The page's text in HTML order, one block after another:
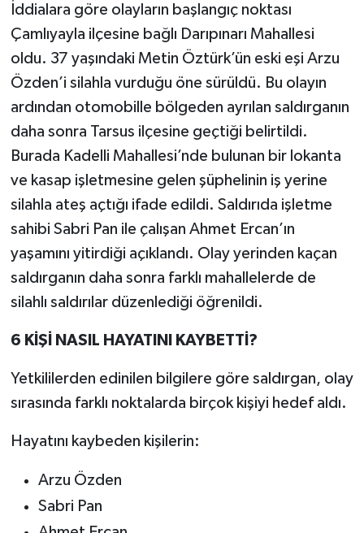
İddialara göre olayların başlangıç noktası
Çamlıyayla ilçesine bağlı Darıpınarı Mahallesi
oldu. 37 yaşındaki Metin Öztürk’ün eski eşi Arzu
Özden’i silahla vurduğu öne sürüldü. Bu olayın
ardından otomobille bölgeden ayrılan saldırganın
daha sonra Tarsus ilçesine geçtiği belirtildi.
Burada Kadelli Mahallesi’nde bulunan bir lokanta
ve kasap işletmesine gelen şüphelinin iş yerine
silahla ateş açtığı ifade edildi. Saldırıda işletme
sahibi Sabri Pan ile çalışan Ahmet Ercan’ın
yaşamını yitirdiği açıklandı. Olay yerinden kaçan
saldırganın daha sonra farklı mahallelerde de
silahlı saldırılar düzenlediği öğrenildi.
6 KİŞİ NASIL HAYATINI KAYBETTİ?
Yetkililerden edinilen bilgilere göre saldırgan, olay
sırasında farklı noktalarda birçok kişiyi hedef aldı.
Hayatını kaybeden kişilerin:
Arzu Özden
Sabri Pan